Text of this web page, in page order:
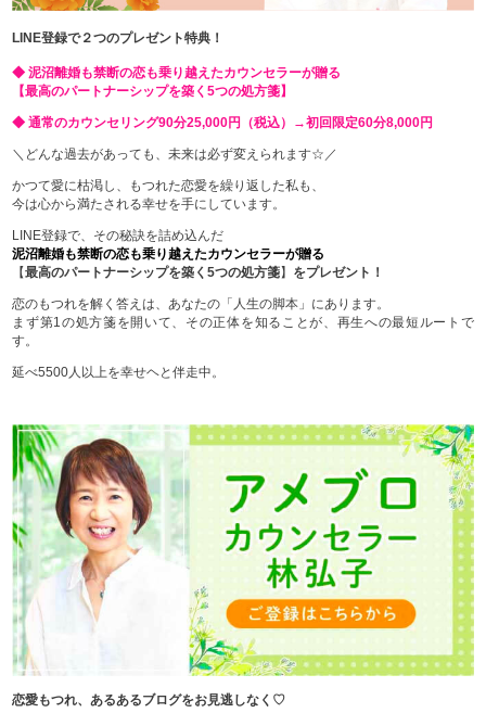
LINE登録で２つのプレゼント特典！
◆ 泥沼離婚も禁断の恋も乗り越えたカウンセラーが贈る
【最高のパートナーシップを築く5つの処方箋】
◆ 通常のカウンセリング90分25,000円（税込）→初回限定60分8,000円
＼どんな過去があっても、未来は必ず変えられます☆／
かつて愛に枯渇し、もつれた恋愛を繰り返した私も、
今は心から満たされる幸せを手にしています。
LINE登録で、その秘訣を詰め込んだ
泥沼離婚も禁断の恋も乗り越えたカウンセラーが贈る
【最高のパートナーシップを築く5つの処方箋】 をプレゼント！
恋のもつれを解く答えは、あなたの「人生の脚本」にあります。
まず第1の処方箋を開いて、その正体を知ることが、再生への最短ルートで
す。
延べ5500人以上を幸せヘと伴走中。
恋愛もつれ、あるあるブログをお見逃しなく♡